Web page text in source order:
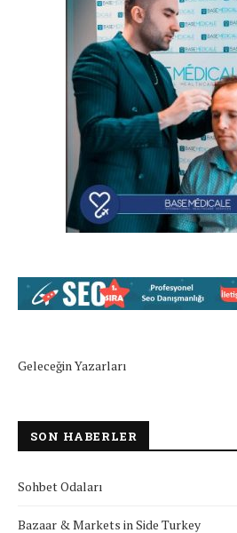
Geleceğin Yazarları
SON HABERLER
Sohbet Odaları
Bazaar & Markets in Side Turkey